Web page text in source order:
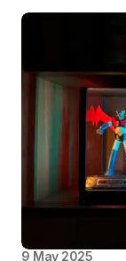
9 May 2025